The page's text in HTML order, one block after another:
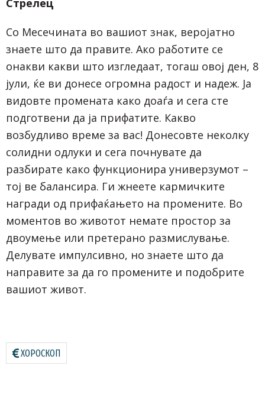
Со Месечината во вашиот знак, веројатно
знаете што да правите. Ако работите се
онакви какви што изгледаат, тогаш овој ден, 8
јули, ќе ви донесе огромна радост и надеж. Ја
видовте промената како доаѓа и сега сте
подготвени да ја прифатите. Какво
возбудливо време за вас! Донесовте неколку
солидни одлуки и сега почнувате да
разбирате како функционира универзумот –
тој ве балансира. Ги жнеете кармичките
награди од прифаќањето на промените. Во
моментов во животот немате простор за
двоумење или претерано размислување.
Делувате импулсивно, но знаете што да
направите за да го промените и подобрите
вашиот живот.
ХОРОСКОП